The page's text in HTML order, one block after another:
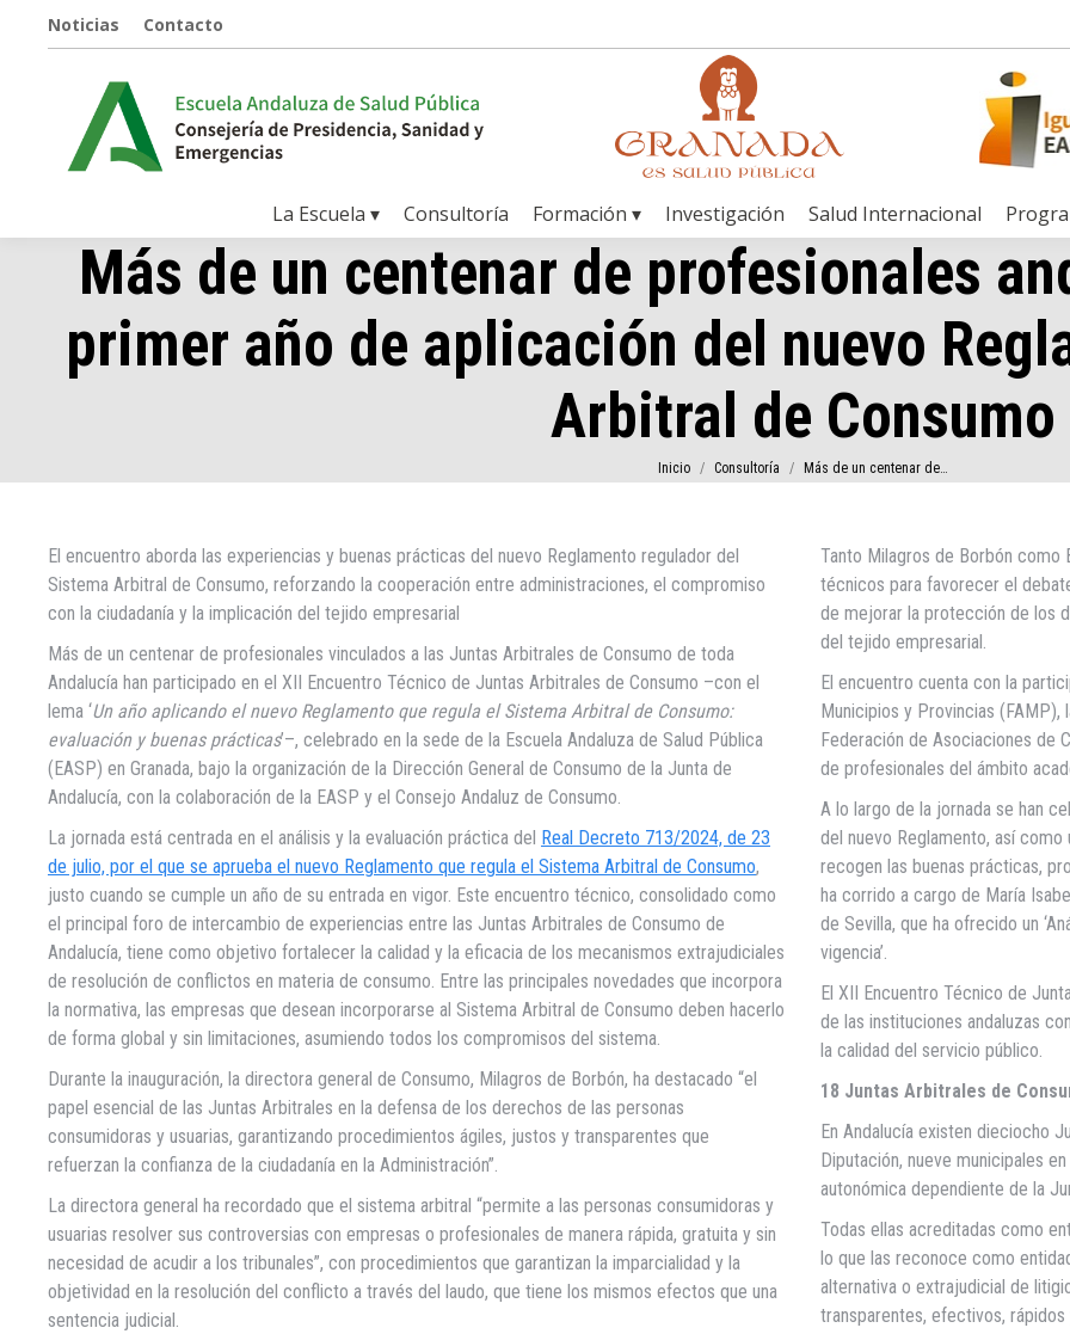
Noticias Contacto
La Escuela ▾ Consultoría Formación ▾ Investigación Salud Internacional
Más de un centenar de profesionales
primer año de aplicación del nuevo
Arbitral de Consumo
Estás aquí:
Inicio Consultoría Más de un centenar de…
El encuentro aborda las experiencias y buenas prácticas del nuevo Reglamento regulador del
Sistema Arbitral de Consumo, reforzando la cooperación entre administraciones, el compromiso
con la ciudadanía y la implicación del tejido empresarial
Más de un centenar de profesionales vinculados a las Juntas Arbitrales de Consumo de toda
Andalucía han participado en el XII Encuentro Técnico de Juntas Arbitrales de Consumo –con el
lema ‘Un año aplicando el nuevo Reglamento que regula el Sistema Arbitral de Consumo:
evaluación y buenas prácticas’–, celebrado en la sede de la Escuela Andaluza de Salud Pública
(EASP) en Granada, bajo la organización de la Dirección General de Consumo de la Junta de
Andalucía, con la colaboración de la EASP y el Consejo Andaluz de Consumo.
La jornada está centrada en el análisis y la evaluación práctica del Real Decreto 713/2024, de 23
de julio, por el que se aprueba el nuevo Reglamento que regula el Sistema Arbitral de Consumo,
justo cuando se cumple un año de su entrada en vigor. Este encuentro técnico, consolidado como
el principal foro de intercambio de experiencias entre las Juntas Arbitrales de Consumo de
Andalucía, tiene como objetivo fortalecer la calidad y la eficacia de los mecanismos extrajudiciales
de resolución de conflictos en materia de consumo. Entre las principales novedades que incorpora
la normativa, las empresas que desean incorporarse al Sistema Arbitral de Consumo deben hacerlo
de forma global y sin limitaciones, asumiendo todos los compromisos del sistema.
Durante la inauguración, la directora general de Consumo, Milagros de Borbón, ha destacado “el
papel esencial de las Juntas Arbitrales en la defensa de los derechos de las personas
consumidoras y usuarias, garantizando procedimientos ágiles, justos y transparentes que
refuerzan la confianza de la ciudadanía en la Administración”.
La directora general ha recordado que el sistema arbitral “permite a las personas consumidoras y
usuarias resolver sus controversias con empresas o profesionales de manera rápida, gratuita y sin
necesidad de acudir a los tribunales”, con procedimientos que garantizan la imparcialidad y la
objetividad en la resolución del conflicto a través del laudo, que tiene los mismos efectos que una
sentencia judicial.
Tanto Milagros de Borbón como
técnicos para favorecer el
de mejorar la protección de los
del tejido empresarial.
El encuentro cuenta con la
Municipios y Provincias
Federación de Asociaciones de
de profesionales del ámbito
A lo largo de la jornada se han
del nuevo Reglamento, así
recogen las buenas prácticas,
ha corrido a cargo de María
de Sevilla, que ha ofrecido un
vigencia’.
El XII Encuentro Técnico de
de las instituciones andaluzas
la calidad del servicio público.
18 Juntas Arbitrales de
En Andalucía existen dieciocho
Diputación, nueve municipales
autonómica dependiente de la
Todas ellas acreditadas como
lo que las reconoce como
alternativa o extrajudicial de
transparentes, efectivos, rápidos